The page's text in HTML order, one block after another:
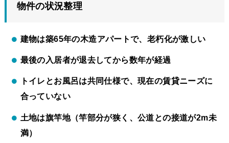
物件の状況整理
建物は築65年の木造アパートで、老朽化が激しい
最後の入居者が退去してから数年が経過
トイレとお風呂は共同仕様で、現在の賃貸ニーズに
合っていない
土地は旗竿地（竿部分が狭く、公道との接道が2m未
満）